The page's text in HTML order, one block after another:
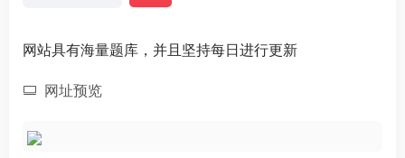
网站具有海量题库，并且坚持每日进行更新
网址预览